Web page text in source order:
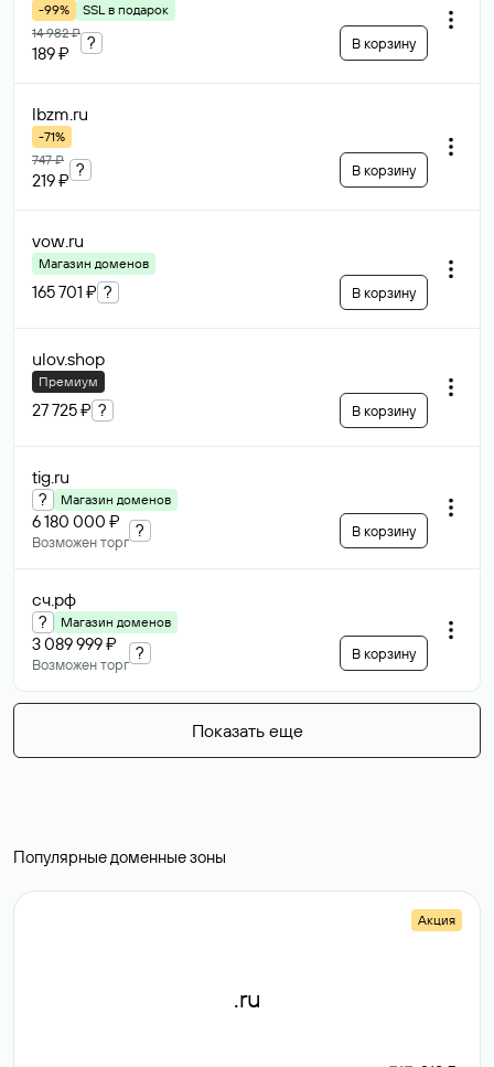
-99%
SSL в подарок
14 982 ₽
189 ₽
? В корзину
lbzm.ru
-71%
747 ₽
219 ₽
? В корзину
vow.ru
Магазин доменов
165 701 ₽ ? В корзину
ulov.shop
Премиум
27 725 ₽ ? В корзину
tig.ru
? Магазин доменов
6 180 000 ₽
Возможен торг
? В корзину
сч.рф
? Магазин доменов
3 089 999 ₽
Возможен торг
? В корзину
Показать еще
Популярные доменные зоны
Акция
.ru